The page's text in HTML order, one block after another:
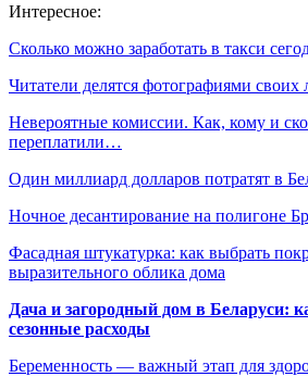
Интересное:
Сколько можно заработать в такси
Читатели делятся фотографиями
Невероятные комиссии. Как, кому и
переплатили…
Один миллиард долларов потратят в
Ночное десантирование на полигоне
Фасадная штукатурка: как выбрать
выразительного облика дома
Дача и загородный дом в Беларуси:
сезонные расходы
Беременность — важный этап для